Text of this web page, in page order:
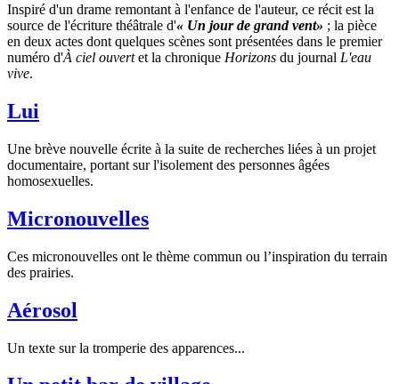
Inspiré d'un drame remontant à l'enfance de l'auteur, ce récit est la
source de l'écriture théâtrale d'« Un jour de grand vent» ; la pièce
en deux actes dont quelques scènes sont présentées dans le premier
numéro d'À ciel ouvertet la chronique Horizons du journal L'eau
vive.
Lui
Une brève nouvelle écrite à la suite de recherches liées à un projet
documentaire, portant sur l'isolement des personnes âgées
homosexuelles.
Micronouvelles
Ces micronouvelles ont le thème commun ou l’inspiration du terrain
des prairies.
Aérosol
Un texte sur la tromperie des apparences...